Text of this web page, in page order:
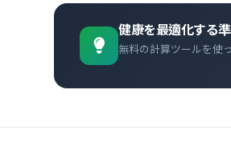
健康を最適化する
無料の計算ツールを使